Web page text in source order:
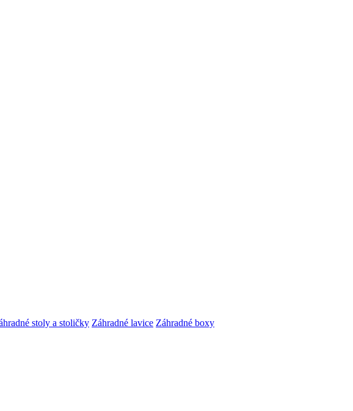
stoly a stoličky Záhradné lavice Záhradné boxy